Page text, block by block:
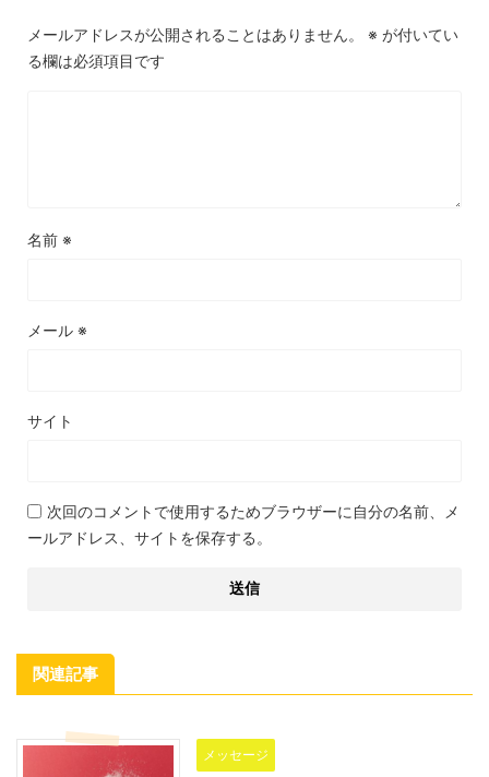
メールアドレスが公開されることはありません。 ※ が付いてい
る欄は必須項目です
名前 ※
メール ※
サイト
次回のコメントで使用するためブラウザーに自分の名前、メ
ールアドレス、サイトを保存する。
関連記事
メッセージ